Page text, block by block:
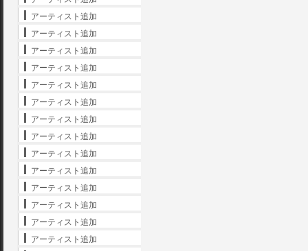
アーティスト追加
アーティスト追加
アーティスト追加
アーティスト追加
アーティスト追加
アーティスト追加
アーティスト追加
アーティスト追加
アーティスト追加
アーティスト追加
アーティスト追加
アーティスト追加
アーティスト追加
アーティスト追加